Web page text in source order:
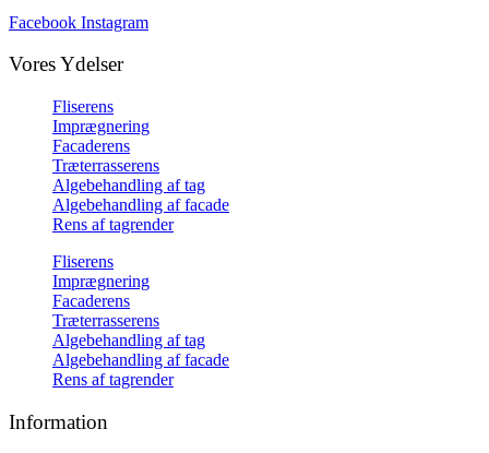
Facebook Instagram
Vores Ydelser
Fliserens
Imprægnering
Facaderens
Træterrasserens
Algebehandling af tag
Algebehandling af facade
Rens af tagrender
Fliserens
Imprægnering
Facaderens
Træterrasserens
Algebehandling af tag
Algebehandling af facade
Rens af tagrender
Information